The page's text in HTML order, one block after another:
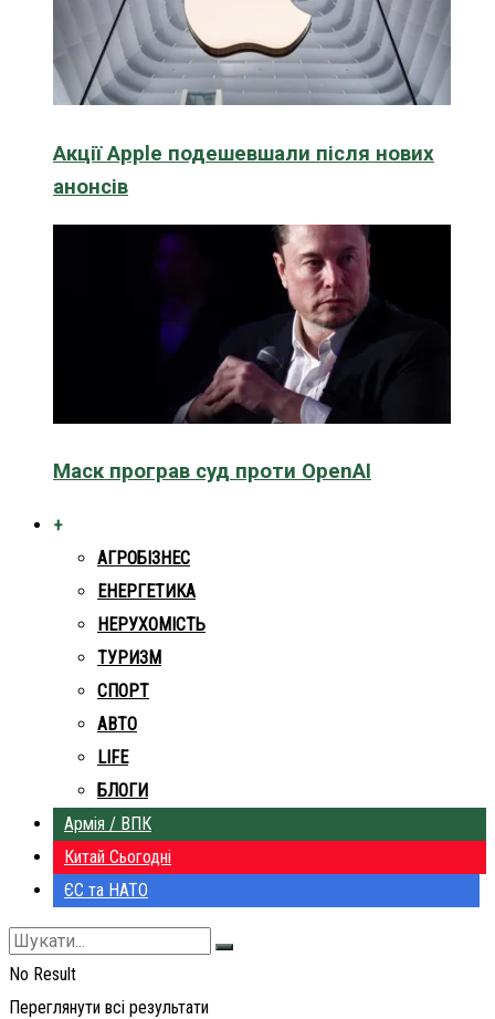
Акції Apple подешевшали після нових
анонсів
Маск програв суд проти OpenAI
+
АГРОБІЗНЕС
ЕНЕРГЕТИКА
НЕРУХОМІСТЬ
ТУРИЗМ
СПОРТ
АВТО
LIFE
БЛОГИ
Армія / ВПК
Китай Сьогодні
ЄС та НАТО
No Result
Переглянути всі результати